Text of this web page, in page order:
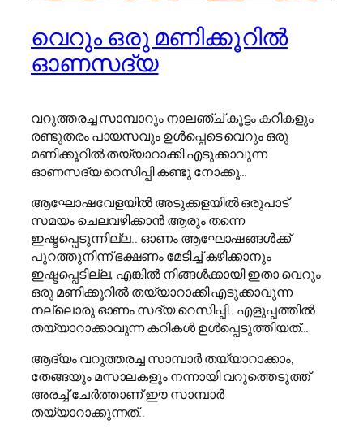
വെറും ഒരു മണിക്കൂറിൽ
ഓണസദ്യ
വറുത്തരച്ച സാമ്പാറും നാലഞ്ച് കൂട്ടം കറികളും
രണ്ടുതരം പായസവും ഉൾപ്പെടെ വെറും ഒരു
മണിക്കൂറിൽ തയ്യാറാക്കി എടുക്കാവുന്ന
ഓണസദ്യ റെസിപ്പി കണ്ടു നോക്കൂ…
ആഘോഷവേളയിൽ അടുക്കളയിൽ ഒരുപാട്
സമയം ചെലവഴിക്കാൻ ആരും തന്നെ
ഇഷ്ടപ്പെടുന്നില്ല.. ഓണം ആഘോഷങ്ങൾക്ക്
പുറത്തുനിന്ന് ഭക്ഷണം മേടിച്ച് കഴിക്കാനും
ഇഷ്ടപ്പെടില്ല, എങ്കിൽ നിങ്ങൾക്കായി ഇതാ വെറും
ഒരു മണിക്കൂറിൽ തയ്യാറാക്കി എടുക്കാവുന്ന
നല്ലൊരു ഓണം സദ്യ റെസിപ്പി.. എളുപ്പത്തിൽ
തയ്യാറാക്കാവുന്ന കറികൾ ഉൾപ്പെടുത്തിയത്…
ആദ്യം വറുത്തരച്ച സാമ്പാർ തയ്യാറാക്കാം,
തേങ്ങയും മസാലകളും നന്നായി വറുത്തെടുത്ത്
അരച്ച് ചേർത്താണ് ഈ സാമ്പാർ
തയ്യാറാക്കുന്നത്..